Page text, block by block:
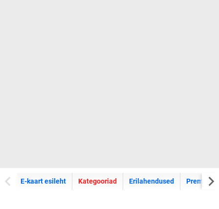
E-kaart esileht E-kaartide
Kategooriad Erilahendused Premium